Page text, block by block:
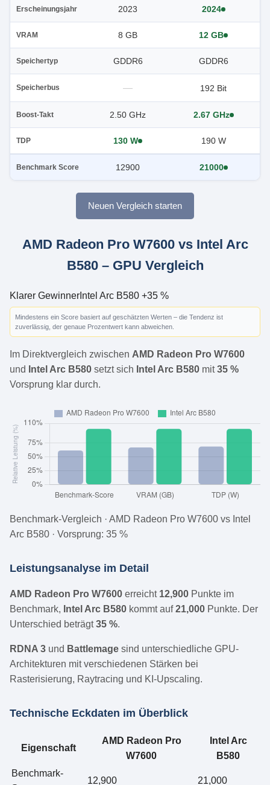
Erscheinungsjahr 2023 2024
VRAM 8 GB 12 GB
Speichertyp GDDR6 GDDR6
Speicherbus — 192 Bit
Boost-Takt 2.50 GHz 2.67 GHz
TDP 130 W 190 W
Benchmark Score 12900 21000
Neuen Vergleich starten
AMD Radeon Pro W7600 vs Intel Arc
B580 – GPU Vergleich
Klarer Gewinner Intel Arc B580 +35 %
Mindestens ein Score basiert auf geschätzten Werten – die Tendenz ist
zuverlässig, der genaue Prozentwert kann abweichen.
Im Direktvergleich zwischen AMD Radeon Pro W7600
und
Intel Arc B580 setzt sich Intel Arc B580 mit35 %
Vorsprung klar durch.
Benchmark-Vergleich · AMD Radeon Pro W7600 vs Intel
Arc B580 · Vorsprung: 35 %
Leistungsanalyse im Detail
AMD Radeon Pro W7600 erreicht 12,900 Punkte im
Benchmark, Intel Arc B580 kommt auf21,000 Punkte. Der
Unterschied beträgt35 %.
RDNA 3 und Battlemage sind unterschiedliche GPU-
Architekturen mit verschiedenen Stärken bei
Rasterisierung, Raytracing und KI-Upscaling.
Technische Eckdaten im Überblick
Eigenschaft
AMD Radeon Pro
W7600
Intel Arc
B580
Benchmark-
12,900 21,000